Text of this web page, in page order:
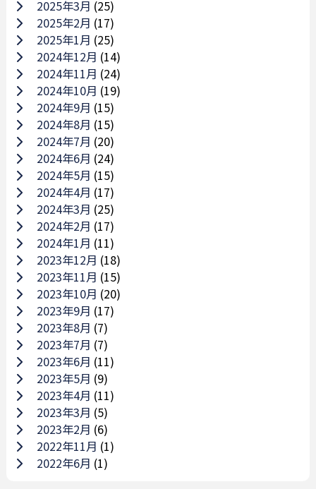
2025年3月 (25)
2025年2月 (17)
2025年1月 (25)
2024年12月 (14)
2024年11月 (24)
2024年10月 (19)
2024年9月 (15)
2024年8月 (15)
2024年7月 (20)
2024年6月 (24)
2024年5月 (15)
2024年4月 (17)
2024年3月 (25)
2024年2月 (17)
2024年1月 (11)
2023年12月 (18)
2023年11月 (15)
2023年10月 (20)
2023年9月 (17)
2023年8月 (7)
2023年7月 (7)
2023年6月 (11)
2023年5月 (9)
2023年4月 (11)
2023年3月 (5)
2023年2月 (6)
2022年11月 (1)
2022年6月 (1)